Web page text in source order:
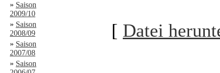
» Saison
2009/10
» Saison
2008/09
» Saison
2007/08
» Saison
[ Datei